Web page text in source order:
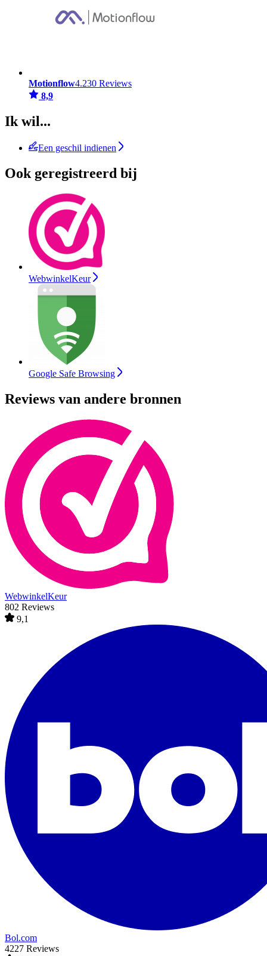
Motionflow4.230 Reviews
8,9
Ik wil...
Een geschil indienen
Ook geregistreerd bij
WebwinkelKeur
Google Safe Browsing
Reviews van andere bronnen
WebwinkelKeur
802 Reviews
9,1
Bol.com
4227 Reviews